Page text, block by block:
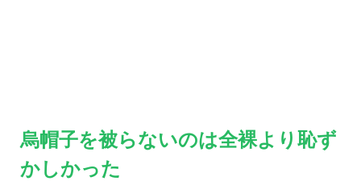
烏帽子を被らないのは全裸より恥ず
かしかった